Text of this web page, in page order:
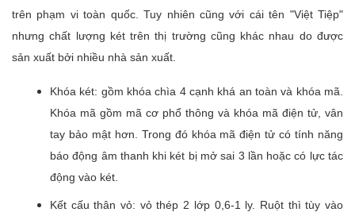
trên phạm vi toàn quốc. Tuy nhiên cũng với cái tên "Việt Tiệp"
nhưng chất lượng két trên thị trường cũng khác nhau do được
sản xuất bởi nhiều nhà sản xuất.
Khóa két: gồm khóa chìa 4 cạnh khá an toàn và khóa mã.
Khóa mã gồm mã cơ phổ thông và khóa mã điện tử, vân
tay bảo mật hơn. Trong đó khóa mã điện tử có tính năng
báo động âm thanh khi két bị mở sai 3 lần hoặc có lực tác
động vào két.
Kết cấu thân vỏ: vỏ thép 2 lớp 0,6-1 ly. Ruột thì tùy vào